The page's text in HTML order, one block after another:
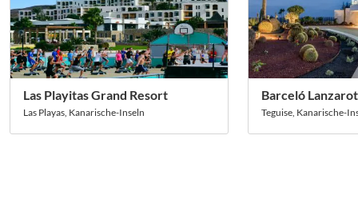
Las Playitas Grand Resort
Las Playas, Kanarische-Inseln
Barceló
Teguise, Kanarische-